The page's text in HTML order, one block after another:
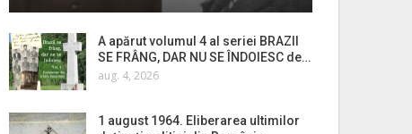
A apărut volumul 4 al seriei BRAZII
SE FRÂNG, DAR NU SE ÎNDOIESC de…
aug. 4, 2026
1 august 1964. Eliberarea ultimilor